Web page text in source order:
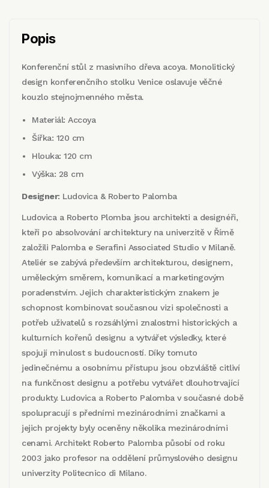
Popis
Konferenční stůl z masivního dřeva acoya. Monolitický
design konferenčního stolku Venice oslavuje věčné
kouzlo stejnojmenného města.
Materiál: Accoya
Šířka: 120 cm
Hlouka: 120 cm
Výška: 28 cm
Designer: Ludovica & Roberto Palomba
Ludovica a Roberto Plomba jsou architekti a designéři,
kteří po absolvování architektury na univerzitě v Římě
založili Palomba e Serafini Associated Studio v Milaně.
Ateliér se zabývá především architekturou, designem,
uměleckým směrem, komunikací a marketingovým
poradenstvím. Jejich charakteristickým znakem je
schopnost kombinovat současnou vizi společnosti a
potřeb uživatelů s rozsáhlými znalostmi historických a
kulturních kořenů designu a vytvářet výsledky, které
spojují minulost s budoucností. Díky tomuto
jedinečnému a osobnímu přístupu jsou obzvláště citliví
na funkčnost designu a potřebu vytvářet dlouhotrvající
produkty. Ludovica a Roberto Palomba v současné době
spolupracují s předními mezinárodními značkami a
jejich projekty byly oceněny několika mezinárodními
cenami. Architekt Roberto Palomba působí od roku
2003 jako profesor na oddělení průmyslového designu
univerzity Politecnico di Milano.